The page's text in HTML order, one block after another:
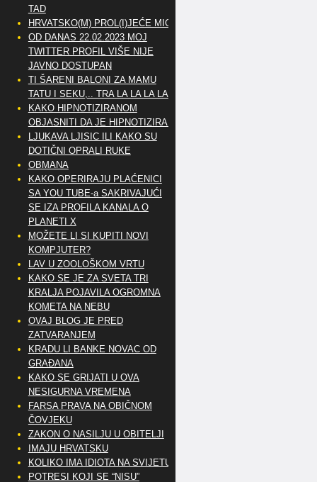
TAD
HRVATSKO(M) PROL(I)JEĆE MIG
OD DANAS 22.02.2023 MOJ
TWITTER PROFIL VIŠE NIJE
JAVNO DOSTUPAN
TI ŠARENI BALONI ZA MAMU
TATU I SEKU,.. TRA LA LA LA LA
KAKO HIPNOTIZIRANOM
OBJASNITI DA JE HIPNOTIZIRAN
LJUKAVA LJISIC ILI KAKO SU
DOTIČNI OPRALI RUKE
OBMANA
KAKO OPERIRAJU PLAĆENICI
SA YOU TUBE-a SAKRIVAJUĆI
SE IZA PROFILA KANALA O
PLANETI X
MOŽETE LI SI KUPITI NOVI
KOMPJUTER?
LAV U ZOOLOŠKOM VRTU
KAKO SE JE ZA SVETA TRI
KRALJA POJAVILA OGROMNA
KOMETA NA NEBU
OVAJ BLOG JE PRED
ZATVARANJEM
KRADU LI BANKE NOVAC OD
GRAĐANA
KAKO SE GRIJATI U OVA
NESIGURNA VREMENA
FARSA PRAVA NA OBIČNOM
ČOVJEKU
ZAKON O NASILJU U OBITELJI
IMAJU HRVATSKU
KOLIKO IMA IDIOTA NA SVIJETU?
POTRESI KOJI SE “NISU”